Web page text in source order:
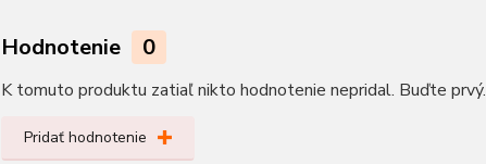
Hodnotenie 0
K tomuto produktu zatiaľ nikto hodnotenie nepridal. Buďte prvý.
Pridať hodnotenie